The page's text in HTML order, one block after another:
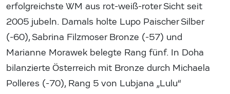
erfolgreichste WM aus rot-weiß-roter Sicht seit
2005 jubeln. Damals holte Lupo Paischer Silber
(-60), Sabrina Filzmoser Bronze (-57) und
Marianne Morawek belegte Rang fünf. In Doha
bilanzierte Österreich mit Bronze durch Michaela
Polleres (-70), Rang 5 von Lubjana „Lulu“